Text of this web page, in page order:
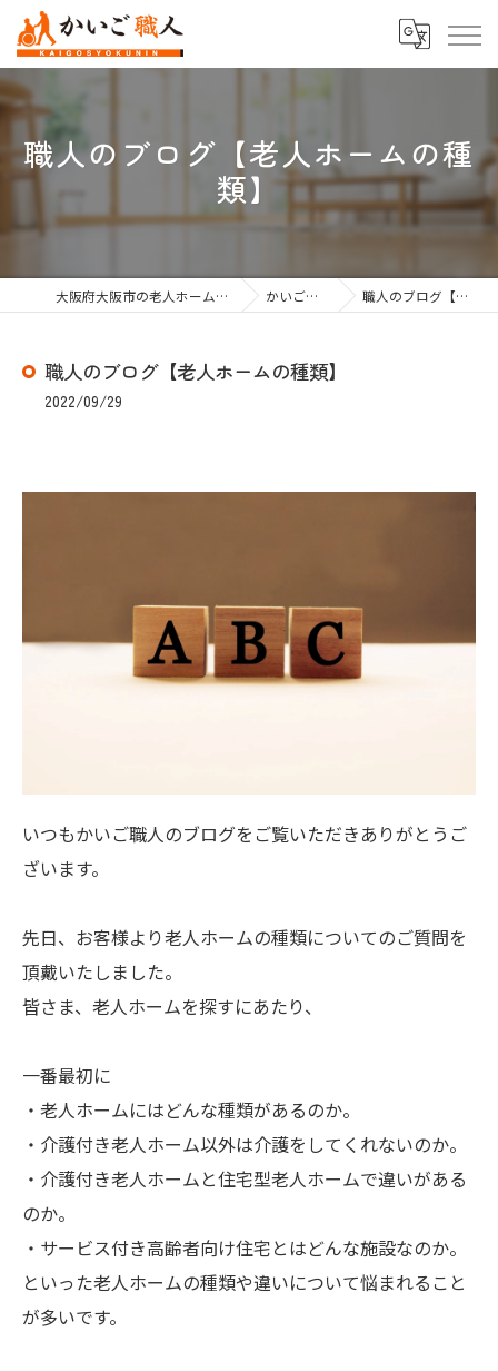
職人のブログ【老人ホームの種
類】
大阪府大阪市の老人ホーム紹介なら株式会社かいご職人 かいご職人のブログ 職人のブログ【老人ホームの種類】
職人のブログ【老人ホームの種類】
2022/09/29
いつもかいご職人のブログをご覧いただきありがとうご
ざいます。
先日、お客様より老人ホームの種類についてのご質問を
頂戴いたしました。
皆さま、老人ホームを探すにあたり、
一番最初に
・老人ホームにはどんな種類があるのか。
・介護付き老人ホーム以外は介護をしてくれないのか。
・介護付き老人ホームと住宅型老人ホームで違いがある
のか。
・サービス付き高齢者向け住宅とはどんな施設なのか。
といった老人ホームの種類や違いについて悩まれること
が多いです。